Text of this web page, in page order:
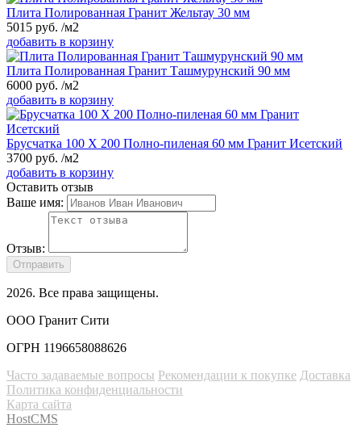
Плита Полированная Гранит Жельтау 30 мм
5015 руб. /м2
добавить в корзину
Плита Полированная Гранит Ташмурунский 90 мм
6000 руб. /м2
добавить в корзину
Брусчатка 100 Х 200 Полно-пиленая 60 мм Гранит Исетский
3700 руб. /м2
добавить в корзину
Оставить отзыв
Ваше имя:
Отзыв:
Отправить
2026. Все права защищены.
ООО Гранит Сити
ОГРН 1196658088626
Часто задаваемые вопросы Рекомендации к покупке Доставка
Политика конфиденциальности
Карта сайта
HostCMS